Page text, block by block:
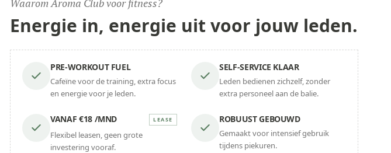
Waarom Aroma Club voor fitness?
Energie in, energie uit voor jouw leden.
PRE-WORKOUT FUEL
Cafeïne voor de training, extra focus
en energie voor je leden.
SELF-SERVICE KLAAR
Leden bedienen zichzelf, zonder
extra personeel aan de balie.
VANAF €18 /MND LEASE
Flexibel leasen, geen grote
investering vooraf.
ROBUUST GEBOUWD
Gemaakt voor intensief gebruik
tijdens piekuren.